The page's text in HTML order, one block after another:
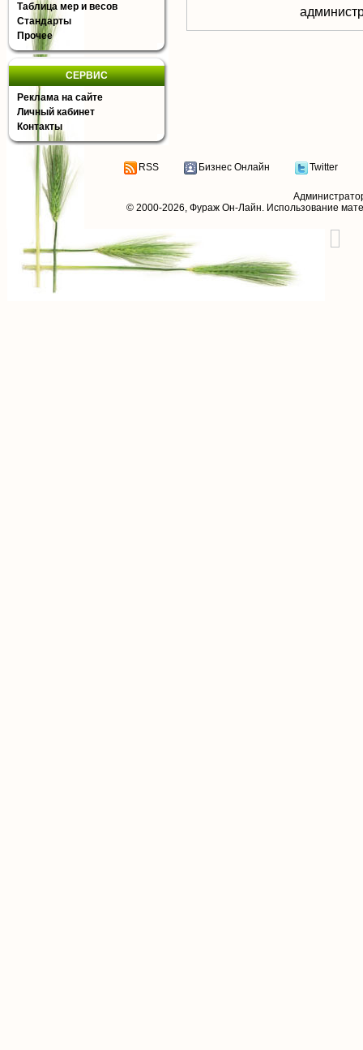
Таблица мер и весов
Стандарты
Прочее
СЕРВИС
Реклама на сайте
Личный кабинет
Контакты
RSS Бизнес Онлайн Twitter
© 2000-2026, Фураж Он-Лайн. Использование